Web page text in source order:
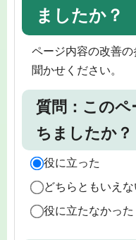
ましたか？
ページ内容の改善
聞かせください。
質問：このペ
ちましたか？
役に立った
どちらともいえな
役に立たなかった